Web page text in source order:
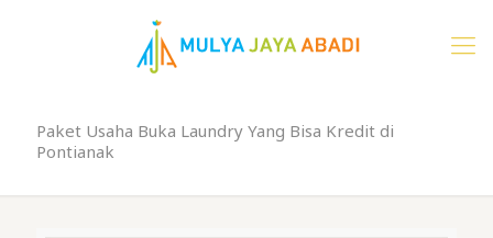
Paket Usaha Buka Laundry Yang Bisa Kredit di
Pontianak